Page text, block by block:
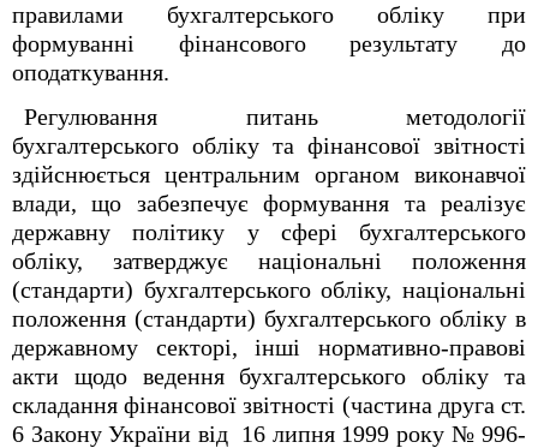
правилами бухгалтерського обліку при
формуванні фінансового результату до
оподаткування.
Регулювання питань методології
бухгалтерського обліку та фінансової звітності
здійснюється центральним органом виконавчої
влади, що забезпечує формування та реалізує
державну політику у сфері бухгалтерського
обліку, затверджує національні положення
(стандарти) бухгалтерського обліку, національні
положення (стандарти) бухгалтерського обліку в
державному секторі, інші нормативно-правові
акти щодо ведення бухгалтерського обліку та
складання фінансової звітності (частина друга ст.
6 Закону України від 16 липня 1999 року № 996-